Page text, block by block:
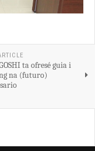
ta ofresé guia i
na (futuro)